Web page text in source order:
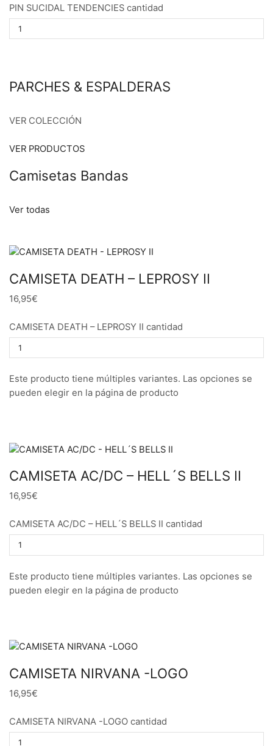
PIN SUCIDAL TENDENCIES cantidad
PARCHES & ESPALDERAS
VER COLECCIÓN
VER PRODUCTOS
Camisetas Bandas
Ver todas
CAMISETA DEATH – LEPROSY II
16,95€
CAMISETA DEATH – LEPROSY II cantidad
Este producto tiene múltiples variantes. Las opciones se
pueden elegir en la página de producto
CAMISETA AC/DC – HELL´S BELLS II
16,95€
CAMISETA AC/DC – HELL´S BELLS II cantidad
Este producto tiene múltiples variantes. Las opciones se
pueden elegir en la página de producto
CAMISETA NIRVANA -LOGO
16,95€
CAMISETA NIRVANA -LOGO cantidad